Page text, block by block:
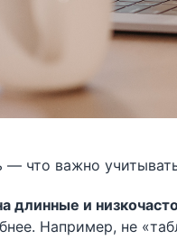
— что важно
длинные и
Например, не